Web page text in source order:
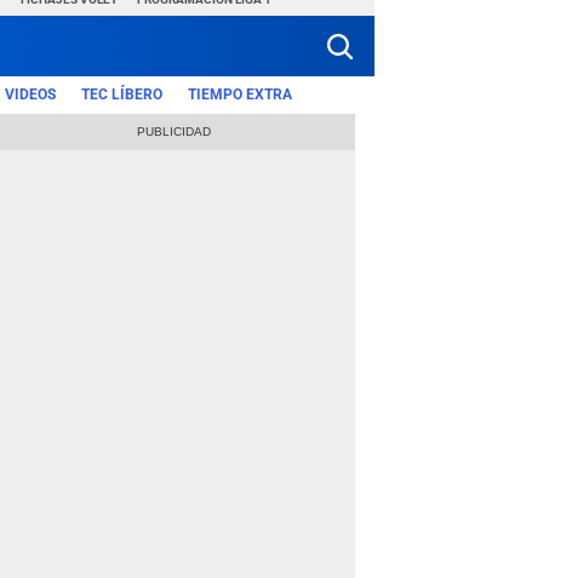
VIDEOS TEC LÍBERO TIEMPO EXTRA